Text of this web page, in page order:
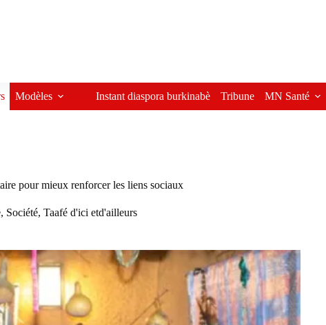
Modèles Instant diaspora burkinabè Tribune MN Santé
pour mieux renforcer les liens sociaux
, Société, Taafé d'ici etd'ailleurs